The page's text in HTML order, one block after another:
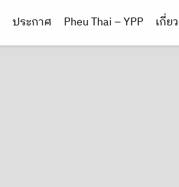
ประกาศ Pheu Thai – YPP เกี่ย